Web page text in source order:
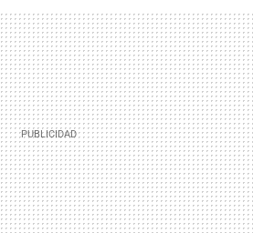
MAIL